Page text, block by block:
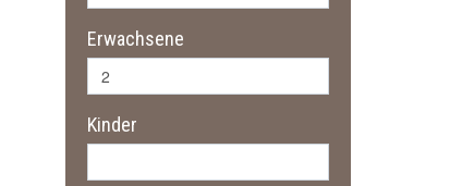
Erwachsene
Kinder